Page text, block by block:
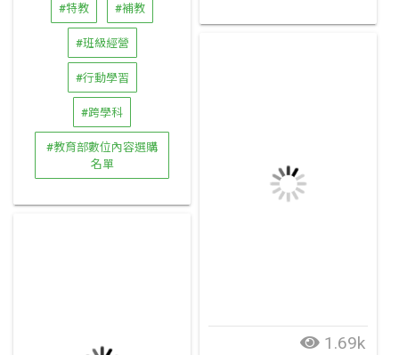
#特教 #補教
#班級經營
#行動學習
#跨學科
#教育部數位內容選購
名單
1.69k